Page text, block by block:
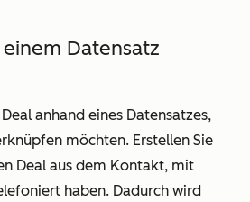
Datensatz
anhand eines Datensatzes,
möchten. Erstellen Sie
Deal aus dem Kontakt, mit
haben. Dadurch wird